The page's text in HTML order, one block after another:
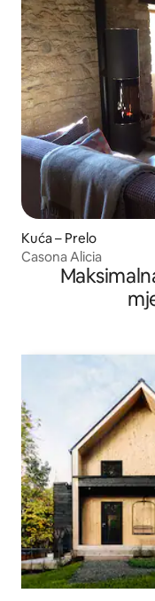
Kuća – Prelo
Casona Alicia